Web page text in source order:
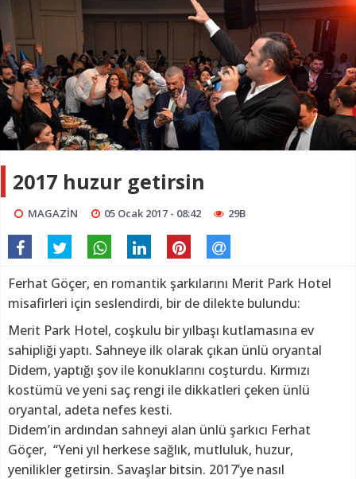
2017 huzur getirsin
MAGAZİN 05 Ocak 2017 - 08:42 29B
Ferhat Göçer, en romantik şarkılarını Merit Park Hotel
misafirleri için seslendirdi, bir de dilekte bulundu:
Merit Park Hotel, coşkulu bir yılbaşı kutlamasına ev
sahipliği yaptı. Sahneye ilk olarak çıkan ünlü oryantal
Didem, yaptığı şov ile konuklarını coşturdu. Kırmızı
kostümü ve yeni saç rengi ile dikkatleri çeken ünlü
oryantal, adeta nefes kesti.
Didem’in ardından sahneyi alan ünlü şarkıcı Ferhat
Göçer, “Yeni yıl herkese sağlık, mutluluk, huzur,
yenilikler getirsin. Savaşlar bitsin. 2017’ye nasıl